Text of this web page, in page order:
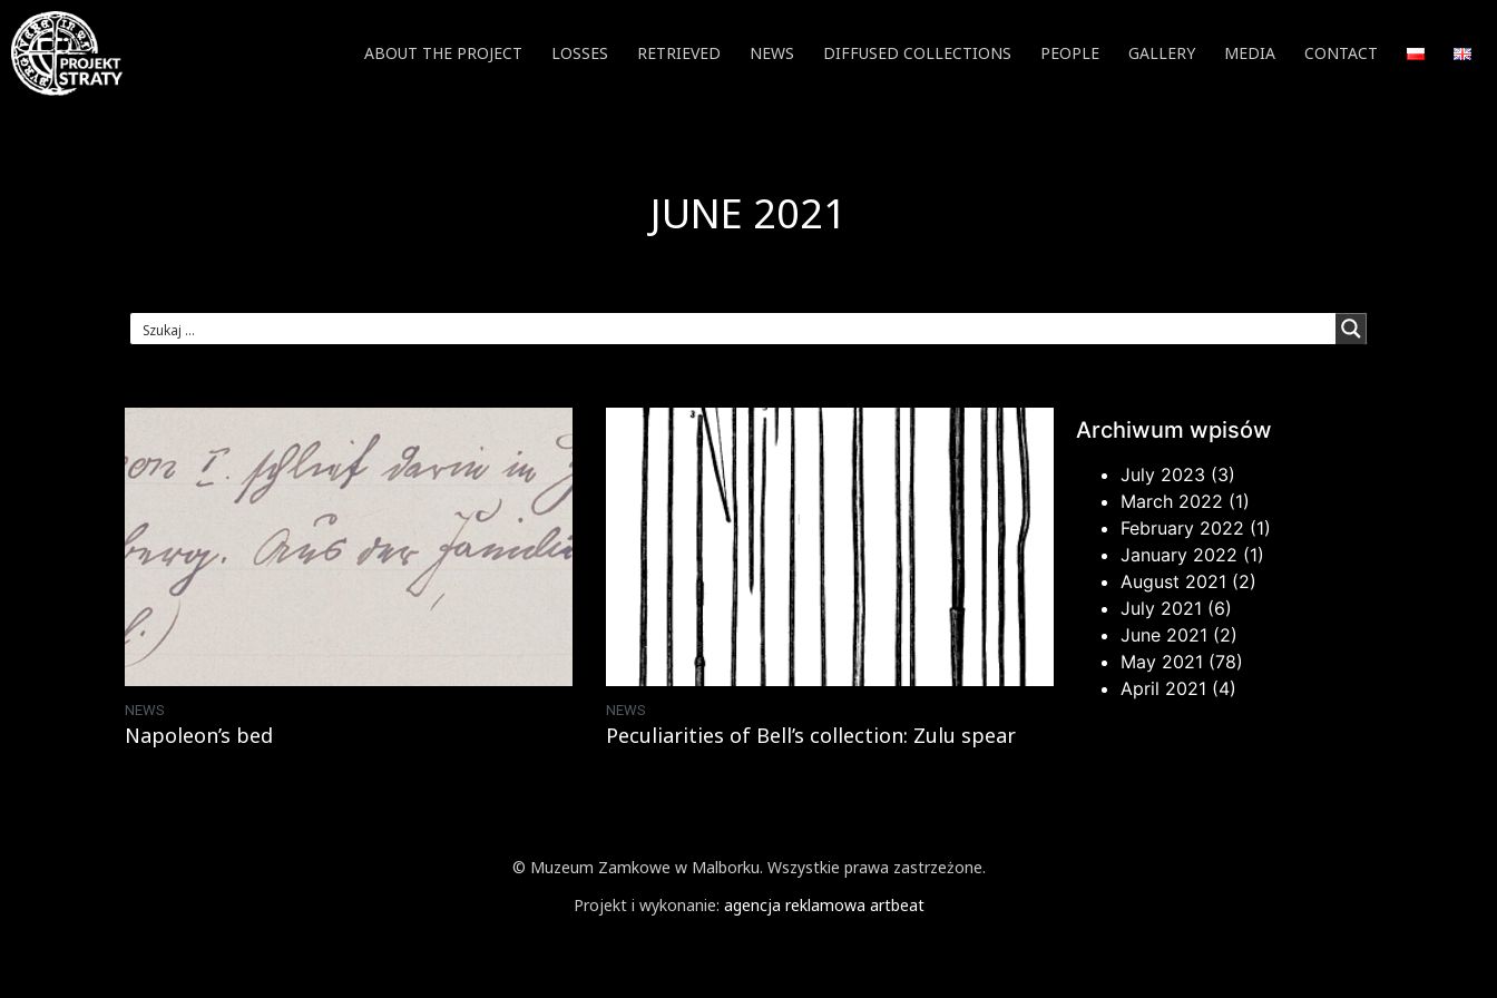
ABOUT THE PROJECT LOSSES RETRIEVED NEWS DIFFUSED COLLECTIONS PEOPLE GALLERY MEDIA CONTACT
JUNE 2021
NEWS
Napoleon’s bed
NEWS
Peculiarities of Bell’s collection: Zulu spear
Archiwum wpisów
July 2023 (3)
March 2022 (1)
February 2022 (1)
January 2022 (1)
August 2021 (2)
July 2021 (6)
June 2021 (2)
May 2021 (78)
April 2021 (4)
© Muzeum Zamkowe w Malborku. Wszystkie prawa zastrzeżone.
Projekt i wykonanie: agencja reklamowa artbeat